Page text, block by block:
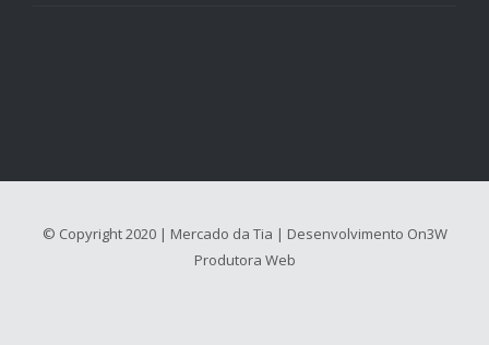
© Copyright 2020 | Mercado da Tia | Desenvolvimento On3W
Produtora Web